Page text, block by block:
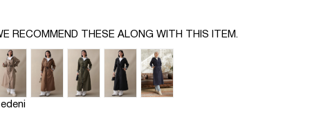
RECOMMEND THESE ALONG WITH THIS ITEM.